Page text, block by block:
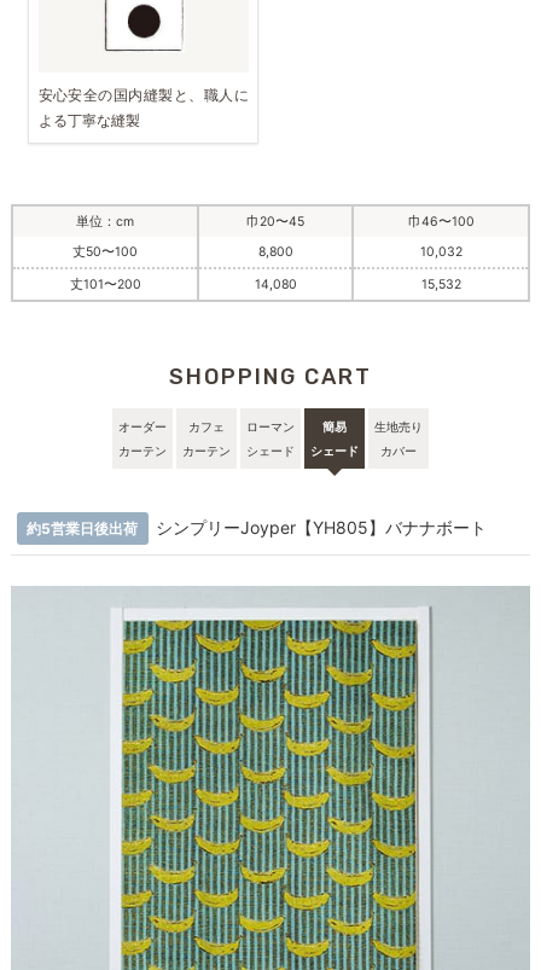
安心安全の国内縫製と、職人に
よる丁寧な縫製
単位：cm 巾20〜45
巾46〜100
丈50〜100
8,800 10,032
丈101〜200 14,080 15,532
SHOPPING CART
オーダー
カーテン
カフェ
カーテン
ローマン
シェード
簡易
シェード
生地売り
カバー
約5営業日後出荷 シンプリーJoyper【YH805】バナナボート